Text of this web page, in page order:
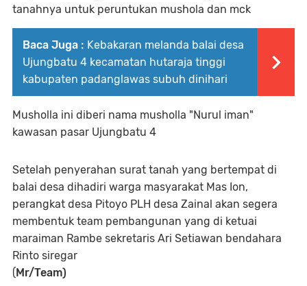
tanahnya untuk peruntukan mushola dan mck
Baca Juga : Kebakaran melanda balai desa
Ujungbatu 4 kecamatan hutaraja tinggi
kabupaten padanglawas subuh dinihari
Musholla ini diberi nama musholla "Nurul iman"
kawasan pasar Ujungbatu 4
Setelah penyerahan surat tanah yang bertempat di
balai desa dihadiri warga masyarakat Mas Ion,
perangkat desa Pitoyo PLH desa Zainal akan segera
membentuk team pembangunan yang di ketuai
maraiman Rambe sekretaris Ari Setiawan bendahara
Rinto siregar
( Mr/Team)